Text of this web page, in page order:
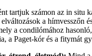
tartjuk számon az in situ
a
a condilómához
a Paget-kór és a fitymát